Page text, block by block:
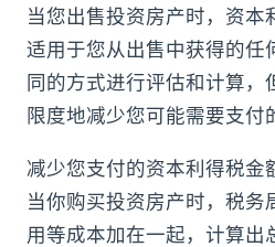
当您出售投资房产时，资本
适用于您从出售中获得的任
同的方式进行评估和计算，
限度地减少您可能需要支付
减少您支付的资本利得税金
当你购买投资房产时，税务
用等成本加在一起，计算出